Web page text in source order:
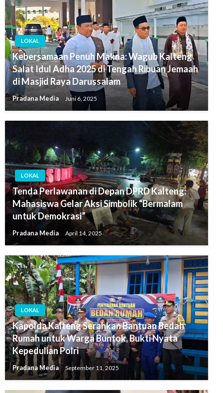
LOKAL
Kebersamaan Penuh Makna: Wagub Kalteng
Salat Idul Adha 2025 di Tengah Ribuan Jemaah
di Masjid Raya Darussalam
Pradana Media Juni 6, 2025
LOKAL
Tenda Perlawanan di Depan DPRD Kalteng:
Mahasiswa Gelar Aksi Simbolik “Bermalam
untuk Demokrasi”
Pradana Media April 14, 2025
LOKAL
Kapolda Kalteng Serahkan Bantuan Bedah
Rumah untuk Warga Buntok, Bukti Nyata
Kepedulian Polri
Pradana Media September 11, 2025